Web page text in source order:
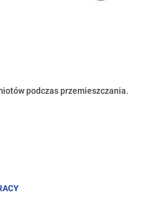
podczas przemieszczania.